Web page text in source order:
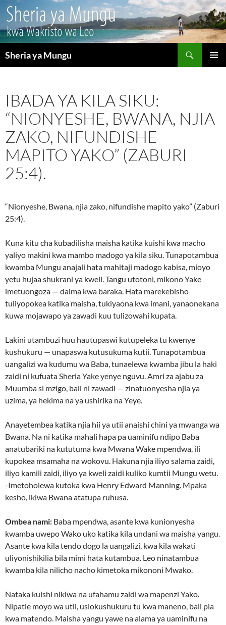
Sheria ya Mungu
IBADA YA KILA SIKU:
“NIONYESHE, BWANA, NJIA
ZAKO, NIFUNDISHE
MAPITO YAKO” (ZABURI
25:4).
“Nionyeshe, Bwana, njia zako, nifundishe mapito yako” (Zaburi
25:4).
Kuna kitu cha kubadilisha maisha katika kuishi kwa macho
yaliyo makini kwa mambo madogo ya kila siku. Tunapotambua
kwamba Mungu anajali hata mahitaji madogo kabisa, mioyo
yetu hujaa shukrani ya kweli. Tangu utotoni, mikono Yake
imetuongoza — daima kwa baraka. Hata marekebisho
tuliyopokea katika maisha, tukiyaona kwa imani, yanaonekana
kuwa mojawapo ya zawadi kuu tulizowahi kupata.
Lakini utambuzi huu hautupaswi kutupeleka tu kwenye
kushukuru — unapaswa kutusukuma kutii. Tunapotambua
uangalizi wa kudumu wa Baba, tunaelewa kwamba jibu la haki
zaidi ni kufuata Sheria Yake yenye nguvu. Amri za ajabu za
Muumba si mzigo, bali ni zawadi — zinatuonyesha njia ya
uzima, ya hekima na ya ushirika na Yeye.
Anayetembea katika njia hii ya utii anaishi chini ya mwanga wa
Bwana. Na ni katika mahali hapa pa uaminifu ndipo Baba
anatubariki na kututuma kwa Mwana Wake mpendwa, ili
kupokea msamaha na wokovu. Hakuna njia iliyo salama zaidi,
iliyo kamili zaidi, iliyo ya kweli zaidi kuliko kumtii Mungu wetu.
-Imetoholewa kutoka kwa Henry Edward Manning. Mpaka
kesho, ikiwa Bwana atatupa ruhusa.
Ombea nami: Baba mpendwa, asante kwa kunionyesha
kwamba uwepo Wako uko katika kila undani wa maisha yangu.
Asante kwa kila tendo dogo la uangalizi, kwa kila wakati
uliyonishikilia bila mimi hata kutambua. Leo ninatambua
kwamba kila nilicho nacho kimetoka mikononi Mwako.
Nataka kuishi nikiwa na ufahamu zaidi wa mapenzi Yako.
Nipatie moyo wa utii, usiokushukuru tu kwa maneno, bali pia
kwa matendo. Maisha yangu yawe na alama ya uaminifu na